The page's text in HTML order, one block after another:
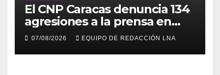
El CNP Caracas denuncia 134
agresiones a la prensa en
2026
07/08/2026 EQUIPO DE REDACCIÓN LNA